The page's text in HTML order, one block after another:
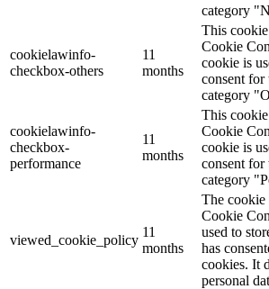
category
cookielawinfo-
checkbox-others
11
months
This
Cookie
cookie is
consent for
category
cookielawinfo-
checkbox-
performance
11
months
This
Cookie
cookie is
consent for
category
viewed_cookie_policy
11
months
The cookie
Cookie
used to
has
cookies. It
personal